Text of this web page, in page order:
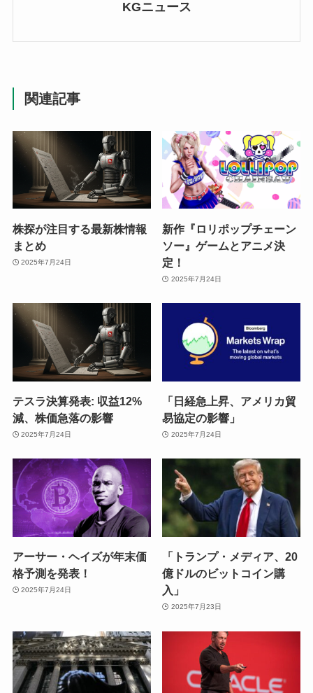
KGニュース
関連記事
株探が注目する最新株情報
まとめ
2025年7月24日
新作『ロリポップチェーン
ソー』ゲームとアニメ決
定！
2025年7月24日
テスラ決算発表: 収益12%
減、株価急落の影響
2025年7月24日
「日経急上昇、アメリカ貿
易協定の影響」
2025年7月24日
アーサー・ヘイズが年末価
格予測を発表！
2025年7月24日
「トランプ・メディア、20
億ドルのビットコイン購
入」
2025年7月23日